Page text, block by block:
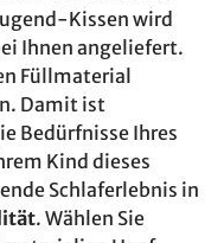
Kissen wird
Ihnen angeliefert.
Füllmaterial
Damit ist
Bedürfnisse Ihres
Kind dieses
Schlaferlebnis in
. Wählen Sie